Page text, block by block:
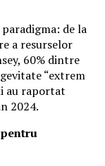
de la
a resurselor
60% dintre
“extrem
au raportat
2024.
pentru